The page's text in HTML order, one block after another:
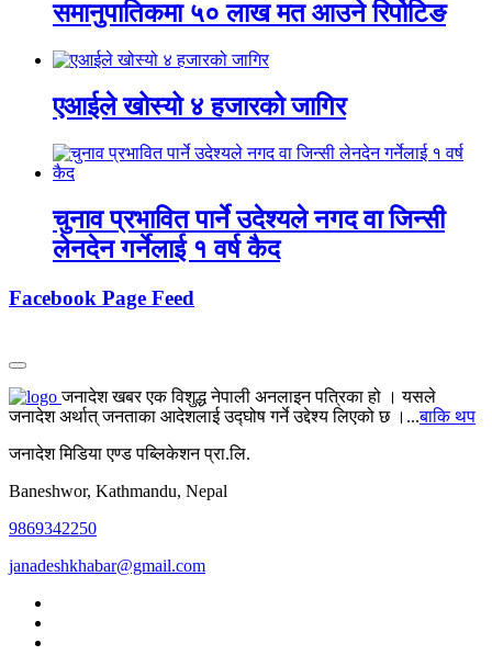
समानुपातिकमा ५० लाख मत आउने रिर्पोटिङ
एआईले खोस्यो ४ हजारको जागिर
चुनाव प्रभावित पार्ने उदेश्यले नगद वा जिन्सी
लेनदेन गर्नेलाई १ वर्ष कैद
Facebook Page Feed
जनादेश खबर एक विशुद्ध नेपाली अनलाइन पत्रिका हो । यसले
जनादेश अर्थात् जनताका आदेशलाई उद्घोष गर्ने उद्देश्य लिएको छ ।...बाकि थप
जनादेश मिडिया एण्ड पब्लिकेशन प्रा.लि.
Baneshwor, Kathmandu, Nepal
9869342250
janadeshkhabar@gmail.com